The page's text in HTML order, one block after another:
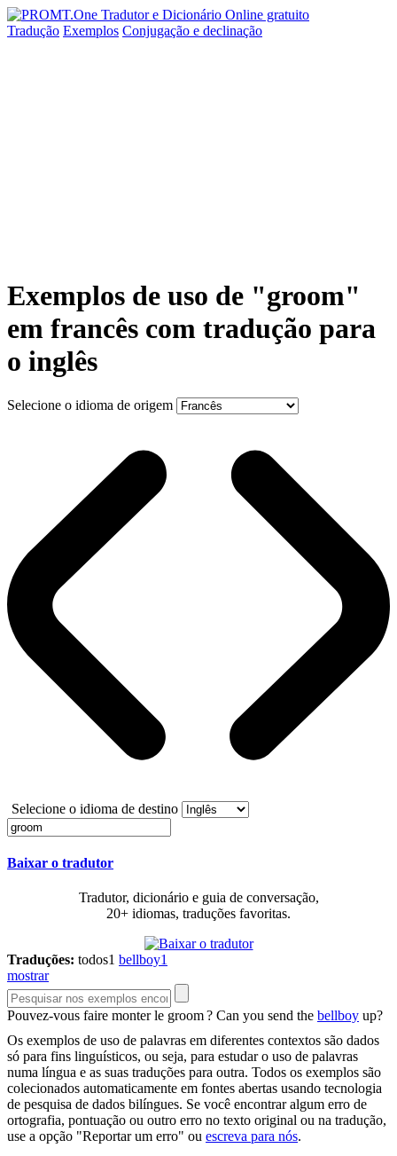
Tradução Exemplos Conjugação e declinação
Exemplos de uso de "groom"
em francês com tradução para
o inglês
Selecione o idioma de origem
Selecione o idioma de destino
Baixar o tradutor
Tradutor, dicionário e guia de conversação,
20+ idiomas, traduções favoritas.
Traduções: todos1 bellboy1
mostrar
Pouvez-vous faire monter le groom? Can you send the bellboy up?
Os exemplos de uso de palavras em diferentes contextos são dados
só para fins linguísticos, ou seja, para estudar o uso de palavras
numa língua e as suas traduções para outra. Todos os exemplos são
colecionados automaticamente em fontes abertas usando tecnologia
de pesquisa de dados bilíngues. Se você encontrar algum erro de
ortografia, pontuação ou outro erro no texto original ou na tradução,
use a opção "Reportar um erro" ou escreva para nós.